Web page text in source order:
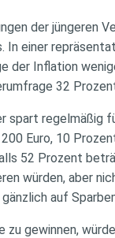
der jüngeren
In einer
der Inflation
32
spart regelmäßig
Euro, 10
52 Prozent
würden, aber
auf
gewinnen,